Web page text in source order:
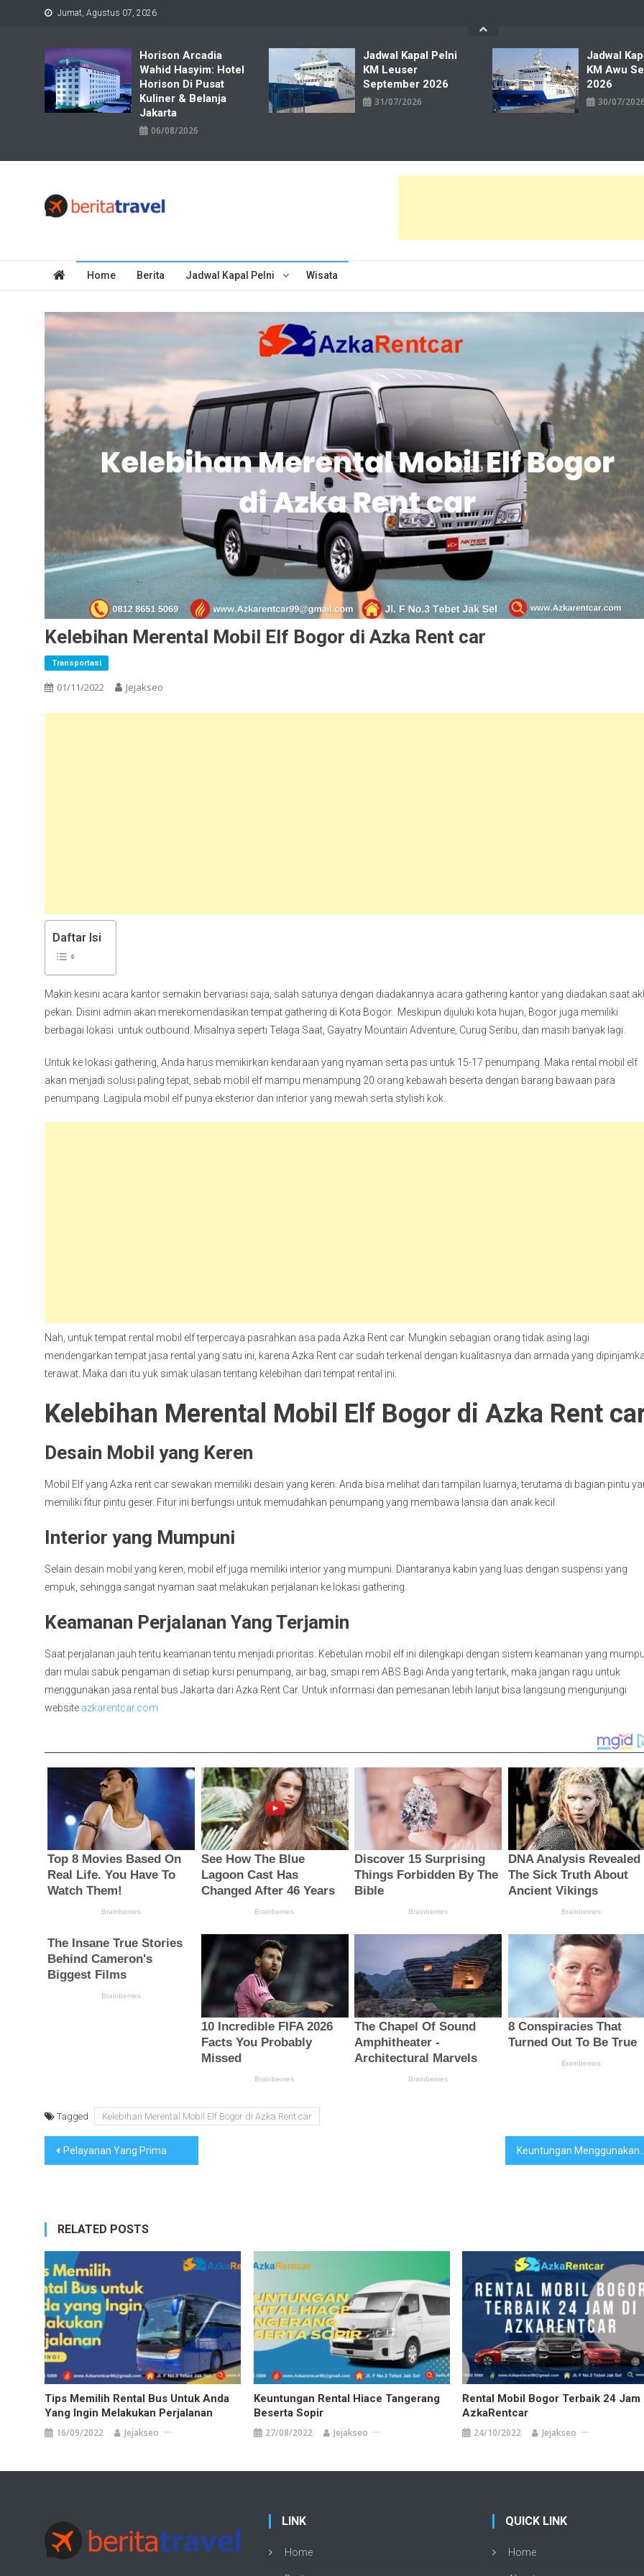
Jumat, Agustus 07, 2026
Horison Arcadia
Wahid Hasyim: Hotel
Horison Di Pusat
Kuliner & Belanja
Jakarta
06/08/2026
Jadwal Kapal Pelni
KM Leuser
September 2026
31/07/2026
Jadwal
KM Awu
2026
30/07/
Home Berita Jadwal Kapal Pelni Wisata
Kelebihan Merental Mobil Elf Bogor di Azka Rent car
Transportasi
01/11/2022 Jejakseo
Daftar Isi
Makin kesini acara kantor semakin bervariasi saja, salah satunya dengan diadakannya acara gathering kantor yang diadakan saat
pekan. Disini admin akan merekomendasikan tempat gathering di Kota Bogor. Meskipun dijuluki kota hujan, Bogor juga memiliki
berbagai lokasi untuk outbound. Misalnya seperti Telaga Saat, Gayatry Mountain Adventure, Curug Seribu, dan masih banyak lagi.
Untuk ke lokasi gathering, Anda harus memikirkan kendaraan yang nyaman serta pas untuk 15-17 penumpang. Maka rental mobil elf
akan menjadi solusi paling tepat, sebab mobil elf mampu menampung 20 orang kebawah beserta dengan barang bawaan para
penumpang. Lagipula mobil elf punya eksterior dan interior yang mewah serta stylish kok.
Nah, untuk tempat rental mobil elf terpercaya pasrahkan asa pada Azka Rent car. Mungkin sebagian orang tidak asing lagi
mendengarkan tempat jasa rental yang satu ini, karena Azka Rent car sudah terkenal dengan kualitasnya dan armada yang
terawat. Maka dari itu yuk simak ulasan tentang kelebihan dari tempat rental ini.
Kelebihan Merental Mobil Elf Bogor di Azka Rent
Desain Mobil yang Keren
Mobil Elf yang Azka rent car sewakan memiliki desain yang keren. Anda bisa melihat dari tampilan luarnya, terutama di bagian pintu
memiliki fitur pintu geser. Fitur ini berfungsi untuk memudahkan penumpang yang membawa lansia dan anak kecil.
Interior yang Mumpuni
Selain desain mobil yang keren, mobil elf juga memiliki interior yang mumpuni. Diantaranya kabin yang luas dengan suspensi yang
empuk, sehingga sangat nyaman saat melakukan perjalanan ke lokasi gathering.
Keamanan Perjalanan Yang Terjamin
Saat perjalanan jauh tentu keamanan tentu menjadi prioritas. Kebetulan mobil elf ini dilengkapi dengan sistem keamanan yang
dari mulai sabuk pengaman di setiap kursi penumpang, air bag, smapi rem ABS.Bagi Anda yang tertarik, maka jangan ragu untuk
menggunakan jasa rental bus Jakarta dari Azka Rent Car. Untuk informasi dan pemesanan lebih lanjut bisa langsung mengunjungi
website azkarentcar.com
Tagged Kelebihan Merental Mobil Elf Bogor di Azka Rent car
Navigasi
Pelayanan Yang Prima
RELATED POSTS
Tips Memilih Rental Bus Untuk Anda
Yang Ingin Melakukan Perjalanan
16/09/2022 Jejakseo
Keuntungan Rental Hiace Tangerang
Beserta Sopir
27/08/2022 Jejakseo
Rental Mobil Bogor Terbaik 24 Jam
AzkaRentcar
24/10/2022 Jejakseo
LINK
Home
QUICK LINK
Home